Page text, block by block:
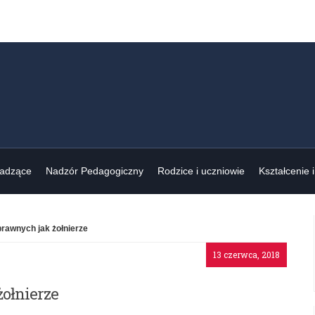
Nadzór Pedagogiczny Rodzice i uczniowie Kształcenie
jak żołnierze
13 czerwca, 2018